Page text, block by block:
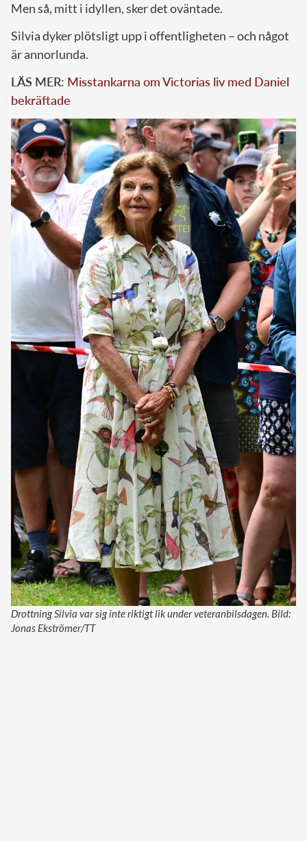
Men så, mitt i idyllen, sker det oväntade.
Silvia dyker plötsligt upp i offentligheten – och något
är annorlunda.
LÄS MER: Misstankarna om Victorias liv med Daniel
bekräftade
Drottning Silvia var sig inte riktigt lik under veteranbilsdagen. Bild:
Jonas Ekströmer/TT